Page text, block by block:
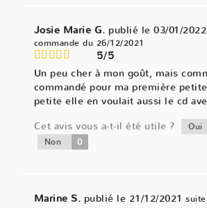
Josie Marie G.publié le 03/01/2022
commande du 26/12/2021
5/5
Un peu cher à mon goût, mais
commandé pour ma première
petite elle en voulait aussi le cd
Cet avis vous a-t-il été utile ?
Oui
Non 0
Marine S. publié le 21/12/2021